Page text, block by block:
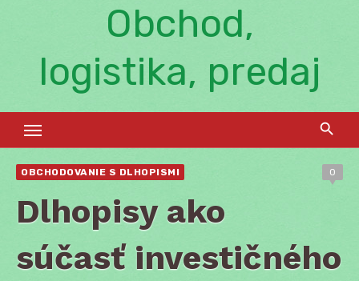
Obchod,
logistika, predaj
OBCHODOVANIE S DLHOPISMI 0
Dlhopisy ako
súčasť investičného